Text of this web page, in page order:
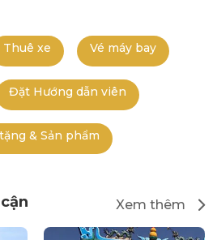
Thuê xe Vé máy bay
Đặt Hướng dẫn viên
& Sản phẩm
Xem thêm